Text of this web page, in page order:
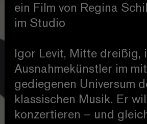
ein Film von Regina
im Studio
Igor Levit, Mitte dreißig,
Ausnahmekünstler im
gediegenen Universum
klassischen Musik. Er
konzertieren – und